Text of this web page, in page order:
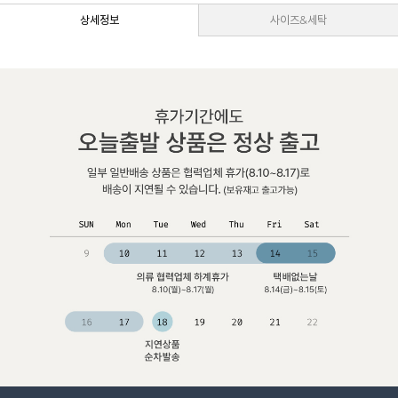
상세정보 사이즈&세탁